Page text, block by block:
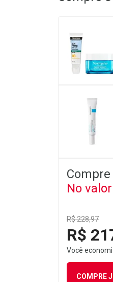
No
R$ 228,97
R$
Você
COMPRE